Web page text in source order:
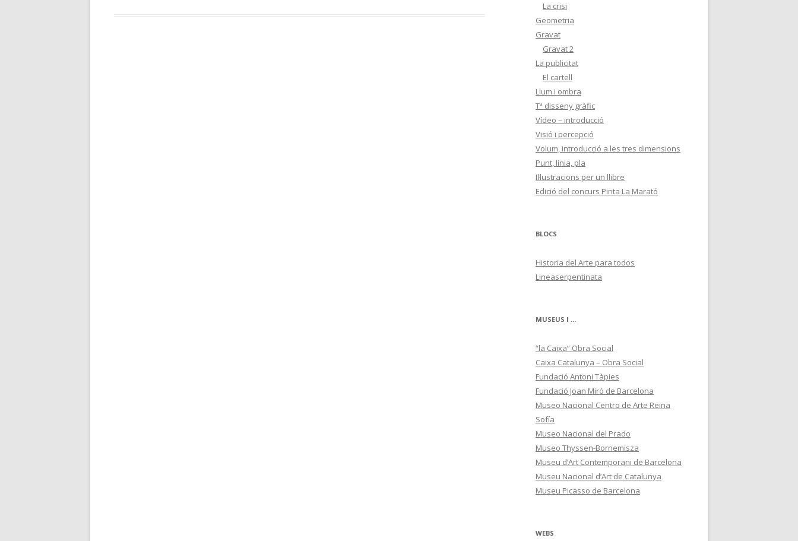
La crisi
Geometria
Gravat
Gravat 2
La publicitat
El cartell
Llum i ombra
Tª disseny gràfic
Vídeo – introducció
Visió i percepció
Volum, introducció a les tres dimensions
Punt, línia, pla
Il·lustracions per un llibre
Edició del concurs Pinta La Marató
BLOCS
Historia del Arte para todos
Lineaserpentinata
MUSEUS I ...
“la Caixa” Obra Social
Caixa Catalunya – Obra Social
Fundació Antoni Tàpies
Fundació Joan Miró de Barcelona
Museo Nacional Centro de Arte Reina
Sofía
Museo Nacional del Prado
Museo Thyssen-Bornemisza
Museu d’Art Contemporani de Barcelona
Museu Nacional d’Art de Catalunya
Museu Picasso de Barcelona
WEBS